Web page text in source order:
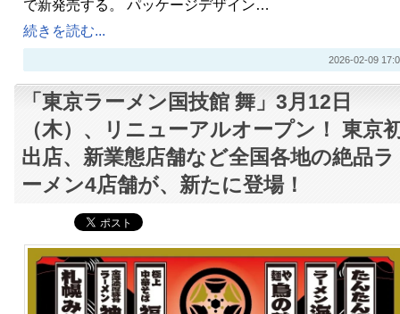
で新発売する。 パッケージデザイン…
続きを読む...
2026-02-09
「東京ラーメン国技館 舞」3月12日
（木）、リニューアルオープン！ 東京
出店、新業態店舗など全国各地の絶品ラ
ーメン4店舗が、新たに登場！